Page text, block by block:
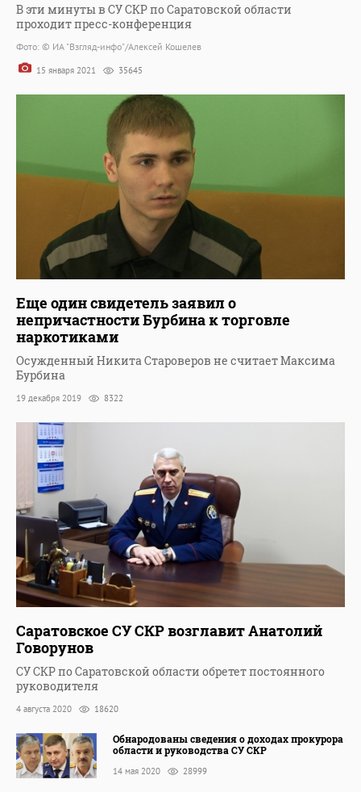
В эти минуты в СУ СКР по Саратовской области
проходит пресс-конференция
Фото: © ИА "Взгляд-инфо"/Алексей Кошелев
15 января 2021 35645
Еще один свидетель заявил о
непричастности Бурбина к торговле
наркотиками
Осужденный Никита Староверов не считает Максима
Бурбина
19 декабря 2019 8322
Саратовское СУ СКР возглавит Анатолий
Говорунов
СУ СКР по Саратовской области обретет постоянного
руководителя
4 августа 2020 18620
Обнародованы сведения о доходах прокурора
области и руководства СУ СКР
14 мая 2020 28999